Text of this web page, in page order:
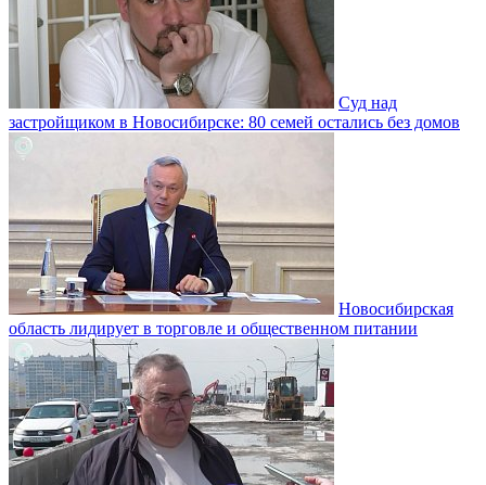
Суд над
застройщиком в Новосибирске: 80 семей остались без домов
Новосибирская
область лидирует в торговле и общественном питании